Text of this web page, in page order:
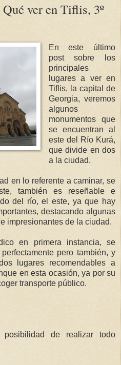
ver en Tiflis, 3º
En este último
post sobre los
principales
lugares a ver en
Tiflis, la capital de
Georgia, veremos
algunos
monumentos que
se encuentran al
este del Río Kurá,
que divide en dos
a la ciudad.
en lo referente a caminar, se
también es reseñable e
del río, el este, ya que hay
destacando algunas
impresionantes de la ciudad.
en primera instancia, se
pero también, y
lugares recomendables a
en esta ocasión, ya por su
transporte público.
de realizar todo